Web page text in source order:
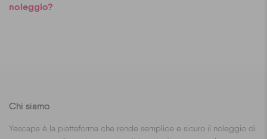
noleggio?
Chi siamo
Yescapa è la piattaforma che rende semplice e sicuro il noleggio di